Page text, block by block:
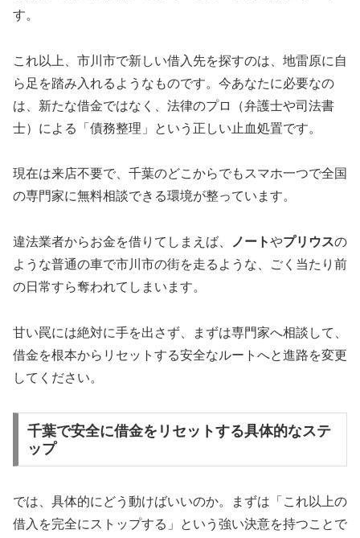
す。
これ以上、市川市で新しい借入先を探すのは、地雷原に自
ら足を踏み入れるようなものです。今あなたに必要なの
は、新たな借金ではなく、法律のプロ（弁護士や司法書
士）による「債務整理」という正しい止血処置です。
現在は来店不要で、千葉のどこからでもスマホ一つで全国
の専門家に無料相談できる環境が整っています。
違法業者からお金を借りてしまえば、 ノートやプリウスの
ような普通の車で市川市の街を走るような、ごく当たり前
の日常すら奪われてしまいます。
甘い罠には絶対に手を出さず、まずは専門家へ相談して、
借金を根本からリセットする安全なルートへと進路を変更
してください。
千葉で安全に借金をリセットする具体的なステ
ップ
では、具体的にどう動けばいいのか。まずは「これ以上の
借入を完全にストップする」という強い決意を持つことで